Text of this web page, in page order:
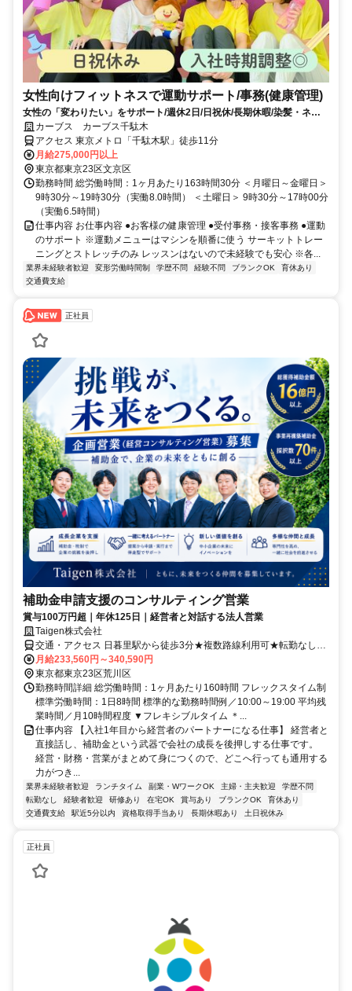
女性向けフィットネスで運動サポート/事務(健康管理)
女性の「変わりたい」をサポート/週休2日/日祝休/長期休暇/染髪・ネイ
ルOK※規定内
カーブス カーブス千駄木
アクセス 東京メトロ「千駄木駅」徒歩11分
月給275,000円以上
東京都東京23区文京区
勤務時間 総労働時間：1ヶ月あたり163時間30分 ＜月曜日～金曜日＞
9時30分～19時30分（実働8.0時間） ＜土曜日＞ 9時30分～17時00分
（実働6.5時間）
仕事内容 お仕事内容 ●お客様の健康管理 ●受付事務・接客事務 ●運動
のサポート ※運動メニューはマシンを順番に使う サーキットトレー
ニングとストレッチのみ レッスンはないので未経験でも安心 ※各...
業界未経験者歓迎 変形労働時間制 学歴不問 経験不問 ブランクOK
育休あり
交通費支給
正社員
補助金申請支援のコンサルティング営業
賞与100万円超｜年休125日｜経営者と対話する法人営業
Taigen株式会社
交通・アクセス 日暮里駅から徒歩3分★複数路線利用可★転勤なし★
駅チカでアクセス良好
月給233,560円～340,590円
東京都東京23区荒川区
勤務時間詳細 総労働時間：1ヶ月あたり160時間 フレックスタイム制
標準労働時間：1日8時間 標準的な勤務時間例／10:00～19:00 平均残
業時間／月10時間程度 ▼フレキシブルタイム ＊...
仕事内容 【入社1年目から経営者のパートナーになる仕事】 経営者と
直接話し、補助金という武器で会社の成長を後押しする仕事です。
経営・財務・営業がまとめて身につくので、どこへ行っても通用する
力がつき...
業界未経験者歓迎 ランチタイム 副業・WワークOK 主婦・主夫歓迎
学歴不問
転勤なし
経験者歓迎 研修あり 在宅OK 賞与あり ブランクOK
育休あり
交通費支給
駅近5分以内 資格取得手当あり 長期休暇あり 土日祝休み
正社員